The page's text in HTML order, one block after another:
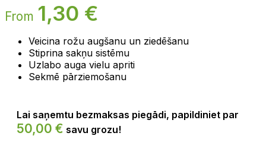
From 1,30 €
Veicina rožu augšanu un ziedēšanu
Stiprina sakņu sistēmu
Uzlabo auga vielu apriti
Sekmē pārziemošanu
Lai saņemtu bezmaksas piegādi, papildiniet par
50,00 € savu grozu!